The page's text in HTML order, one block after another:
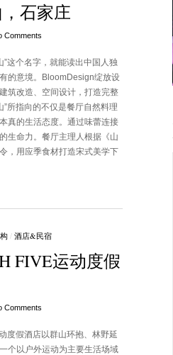
石家庄
Comments
这个名字，就能读出中国人独
的意境。BloomDesign绽放设
筑改造、空间设计，打造完整
所指向的不仅是餐厅自然料理
真的生活态度。通过味蕾连接
生命力。餐厅主理人根据《山
，用应季食材打造宋式美学下
/ 酒店&民宿
FIVE运动度假
Comments
度假酒店以群山环抱、林野延
个以户外运动为主要生活场域